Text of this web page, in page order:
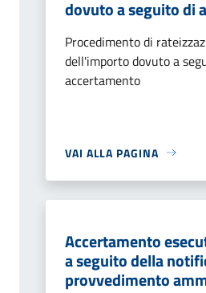
dovuto a seguito di
Procedimento di
dell'importo dovuto a
accertamento
VAI ALLA PAGINA
Accertamento
a seguito della
provvedimento